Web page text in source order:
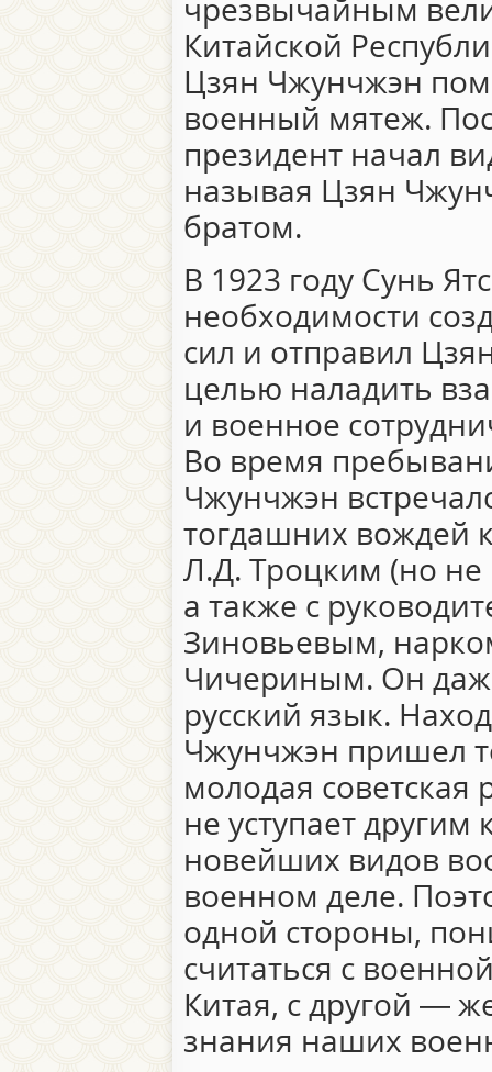
чрезвычайным
Китайской
Цзян Чжунчжэн
военный мятеж.
президент начал
называя Цзян
братом.
В 1923 году Сунь
необходимости
сил и отправил
целью наладить
и военное
Во время
Чжунчжэн
тогдашних вождей
Л.Д. Троцким (но не
а также с
Зиновьевым,
Чичериным. Он
русский язык.
Чжунчжэн пришел
молодая советская
не уступает другим
новейших видов
военном деле.
одной стороны,
считаться с
Китая, с другой —
знания наших